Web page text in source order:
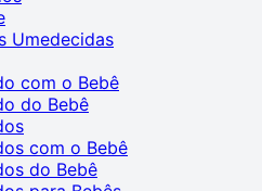
Umedecidas
com o Bebê
do Bebê
com o Bebê
do Bebê